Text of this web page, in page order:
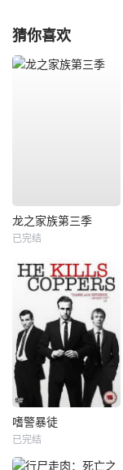
猜你喜欢
龙之家族第三季
已完结
嗜警暴徒
已完结